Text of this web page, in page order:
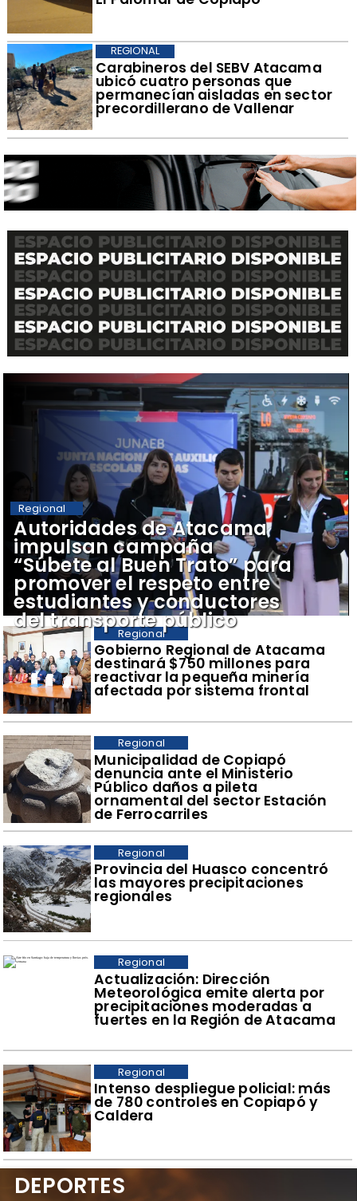
Carabineros del SEBV Atacama
ubicó cuatro personas que
permanecían aisladas en sector
precordillerano de Vallenar
REGIONAL
Gobierno Regional de Atacama
destinará $750 millones para
reactivar la pequeña minería
afectada por sistema frontal
Regional
Municipalidad de Copiapó
denuncia ante el Ministerio
Público daños a pileta
ornamental del sector Estación
de Ferrocarriles
Regional
Provincia del Huasco concentró
las mayores precipitaciones
regionales
Regional
Actualización: Dirección
Meteorológica emite alerta por
precipitaciones moderadas a
fuertes en la Región de Atacama
Regional
Intenso despliegue policial: más
de 780 controles en Copiapó y
Caldera
Regional
Autoridades de Atacama
impulsan campaña
“Súbete al Buen Trato” para
promover el respeto entre
estudiantes y conductores
del transporte público
Regional
DEPORTES